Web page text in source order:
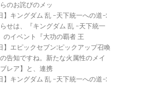
のお詫びのメッ
】キングダム 乱 -天下統一への道-:
せは、『キングダム 乱 -天下統一
のイベント『大功の覇者 王
】エピックセブン:ピックアップ召喚
告知ですね。新たな火属性のメイ
レア】と、連携
】キングダム 乱 -天下統一への道-: